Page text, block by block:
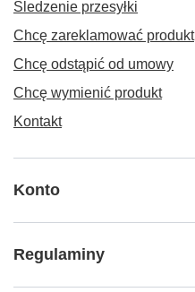
Śledzenie przesyłki
Chcę zareklamować produkt
Chcę odstąpić od umowy
Chcę wymienić produkt
Kontakt
Konto
Regulaminy